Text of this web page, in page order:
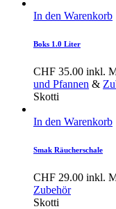
In den Warenkorb
Boks 1.0 Liter
CHF 35.00 inkl.
und Pfannen &
Skotti
In den Warenkorb
Smak Räucherschale
CHF 29.00 inkl.
Zubehör
Skotti